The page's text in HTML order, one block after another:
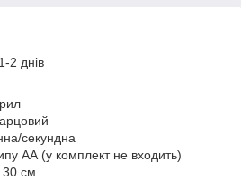
2 днів
секундна
АА (у комплект не входить)
см